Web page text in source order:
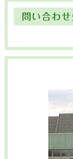
問い合わせ先